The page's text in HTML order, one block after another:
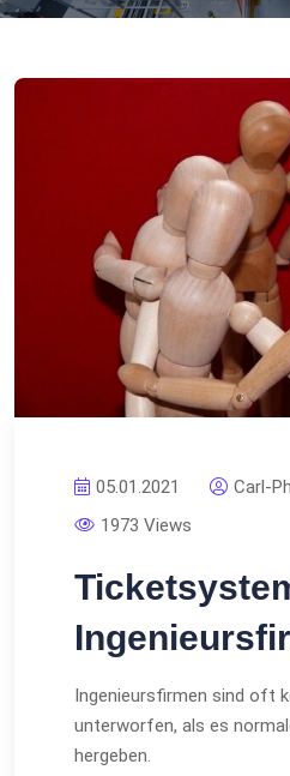
05.01.2021
Carl-
1973 Views
Ingenieursfirmen sind oft
unterworfen, als es
hergeben.